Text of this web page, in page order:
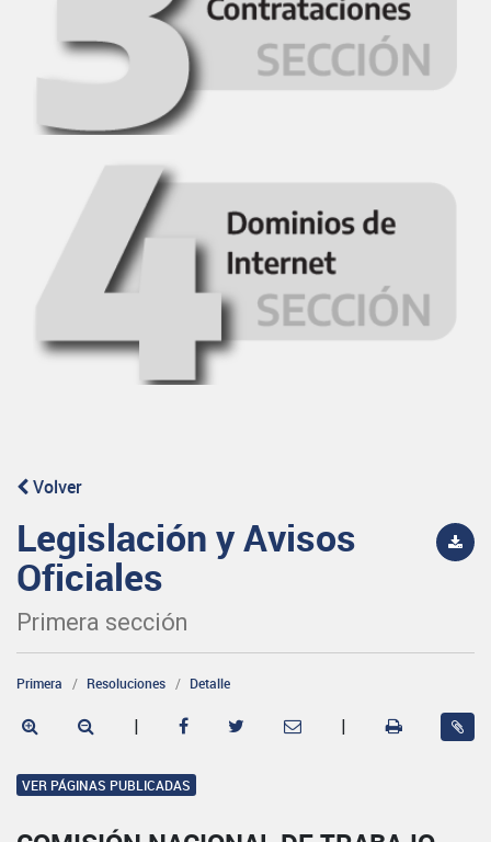
Volver
Legislación y Avisos
Oficiales
Primera sección
Primera Resoluciones Detalle
| |
VER PÁGINAS PUBLICADAS